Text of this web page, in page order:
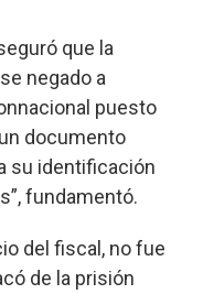
que la
negado a
puesto
documento
su identificación
fundamentó.
del fiscal, no fue
de la prisión